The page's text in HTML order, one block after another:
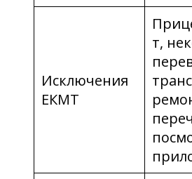
Исключения
ЕКМТ
т,